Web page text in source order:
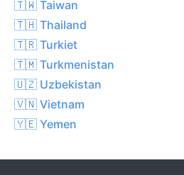
🇹🇼 Taiwan
🇹🇭 Thailand
🇹🇷 Turkiet
🇹🇲 Turkmenistan
🇺🇿 Uzbekistan
🇻🇳 Vietnam
🇾🇪 Yemen